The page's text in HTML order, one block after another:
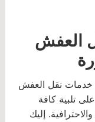
العفش
خدمات نقل العفش
تلبية كافة
إليك